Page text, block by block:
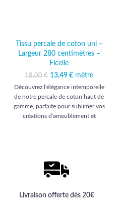
Tissu percale de coton uni –
Largeur 280 centimètres –
Ficelle
18,00€ Le prix initial était :
18,00 €.
13,49 €
Le prix
actuel est :
13,49 €.
mètre
Découvrez l'élégance intemporelle
de notre percale de coton haut de
gamme, parfaite pour sublimer vos
créations d'ameublement et
Livraison offerte dès 20€